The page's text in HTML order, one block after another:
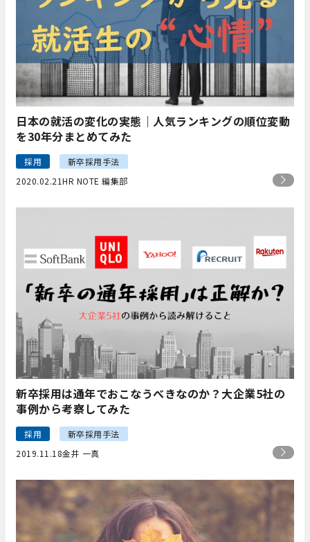
日本の就活の変化の実態｜人気ランキングの順位変動
を30年分まとめてみた
採用
新卒採用手法
2020.02.21HR NOTE 編集部
新卒採用は通年でおこなうべきなのか？大企業5社の
事例から考察してみた
採用
新卒採用手法
2019.11.18金井 一真